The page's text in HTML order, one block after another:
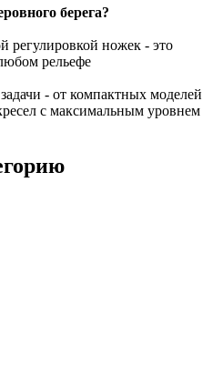
берега?
регулировкой ножек - это
рельефе
- от компактных моделей
с максимальным уровнем